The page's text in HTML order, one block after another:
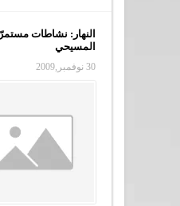
النهار: نشاطات
المسيحي
30 نوفمبر,2009